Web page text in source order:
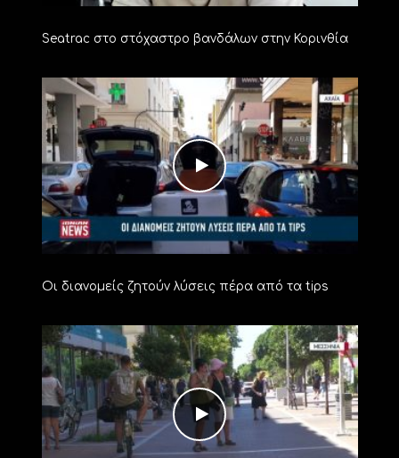
Seatrac στο στόχαστρο βανδάλων στην Κορινθία
Οι διανομείς ζητούν λύσεις πέρα από τα tips